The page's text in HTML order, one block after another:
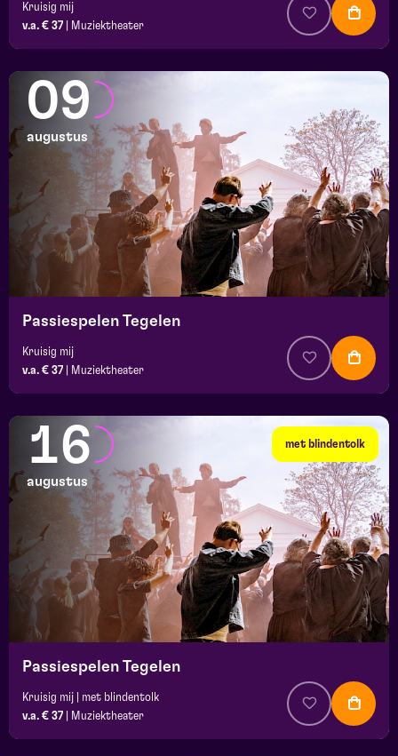
Kruisig mij
v.a. € 37
Muziektheater
09
augustus
Passiespelen Tegelen
Kruisig mij
v.a. € 37
Muziektheater
met blindentolk
16
augustus
Passiespelen Tegelen
Kruisig mij | met blindentolk
v.a. € 37
Muziektheater